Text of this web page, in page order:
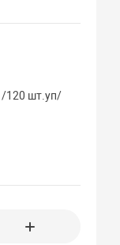
/120 шт.уп/